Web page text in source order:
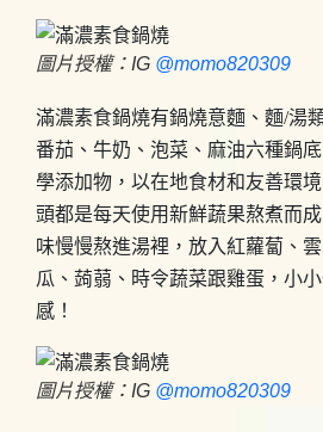
圖片授權：IG @momo820309
滿濃素食鍋燒有鍋燒意麵、麵/湯
番茄、牛奶、泡菜、麻油六種鍋
學添加物，以在地食材和友善環
頭都是每天使用新鮮蔬果熬煮而
味慢慢熬進湯裡，放入紅蘿蔔、
瓜、蒟蒻、時令蔬菜跟雞蛋，小
感！
圖片授權：IG @momo820309